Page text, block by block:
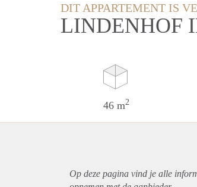
DIT APPARTEMENT IS
LINDENHOF
46 m2
Op deze pagina vind je alle